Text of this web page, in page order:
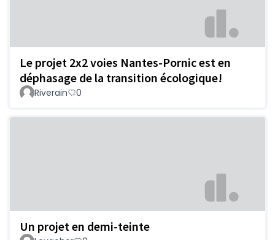
Le projet 2x2 voies Nantes-Pornic est en
déphasage de la transition écologique!
Riverain 0
Un projet en demi-teinte